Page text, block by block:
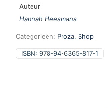
Auteur
Hannah Heesmans
Categorieën: Proza Shop
ISBN: 978-94-6365-817-1